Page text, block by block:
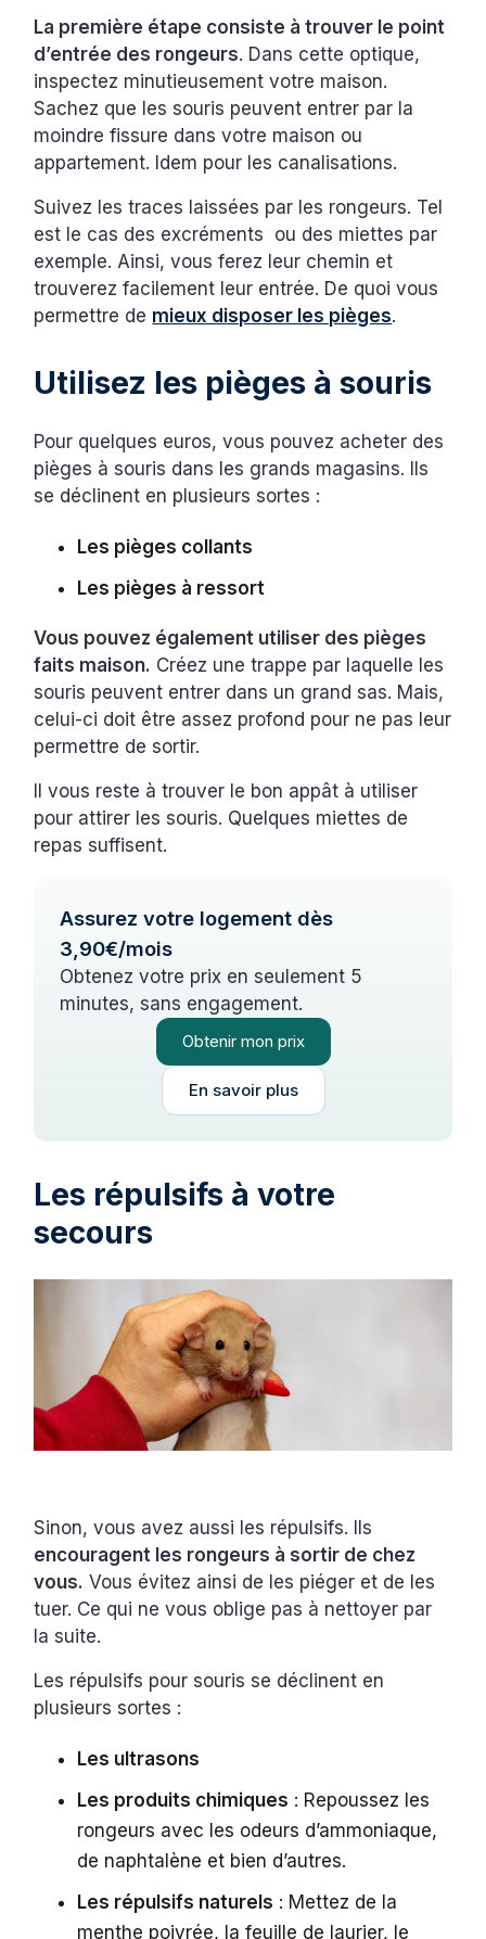
La première étape consiste à trouver le point
d’entrée des rongeurs. Dans cette optique,
inspectez minutieusement votre maison.
Sachez que les souris peuvent entrer par la
moindre fissure dans votre maison ou
appartement. Idem pour les canalisations.
Suivez les traces laissées par les rongeurs. Tel
est le cas des excréments ou des miettes par
exemple. Ainsi, vous ferez leur chemin et
trouverez facilement leur entrée. De quoi vous
permettre de mieux disposer les pièges.
Utilisez les pièges à souris
Pour quelques euros, vous pouvez acheter des
pièges à souris dans les grands magasins. Ils
se déclinent en plusieurs sortes :
Les pièges collants
Les pièges à ressort
Vous pouvez également utiliser des pièges
faits maison. Créez une trappe par laquelle les
souris peuvent entrer dans un grand sas. Mais,
celui-ci doit être assez profond pour ne pas leur
permettre de sortir.
Il vous reste à trouver le bon appât à utiliser
pour attirer les souris. Quelques miettes de
repas suffisent.
Assurez votre logement dès
3,90€/mois
Obtenez votre prix en seulement 5
minutes, sans engagement.
Obtenir mon prix
En savoir plus
Les répulsifs à votre
secours
Sinon, vous avez aussi les répulsifs. Ils
encouragent les rongeurs à sortir de chez
vous. Vous évitez ainsi de les piéger et de les
tuer. Ce qui ne vous oblige pas à nettoyer par
la suite.
Les répulsifs pour souris se déclinent en
plusieurs sortes :
Les ultrasons
Les produits chimiques : Repoussez les
rongeurs avec les odeurs d’ammoniaque,
de naphtalène et bien d’autres.
Les répulsifs naturels : Mettez de la
menthe poivrée, la feuille de laurier, le